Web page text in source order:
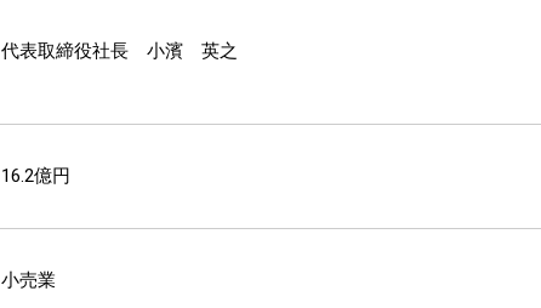
代表取締役社長 小濱 英之
16.2億円
小売業